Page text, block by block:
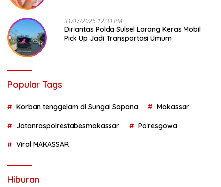
31/07/2026 12:30 PM
Dirlantas Polda Sulsel Larang Keras Mobil
Pick Up Jadi Transportasi Umum
Popular Tags
Korban tenggelam di Sungai Sapana Makassar
Jatanraspolrestabesmakassar Polresgowa
Viral MAKASSAR
Hiburan